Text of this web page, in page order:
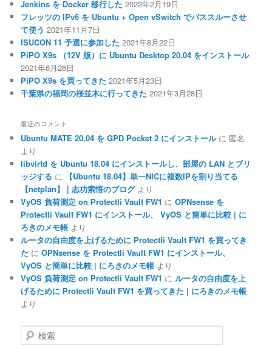
Jenkins を Docker 移行した 2022年2月19日
フレッツの IPv6 を Ubuntu + Open vSwitch でパススルーさせ
て使う 2021年11月7日
ISUCON 11 予選に参加した 2021年8月22日
PiPO X9s （12V 版）に Ubuntu Desktop 20.04 をインストール
2021年6月26日
PiPO X9s を買ってきた 2021年5月23日
千葉県の福岡の桜並木に行ってきた 2021年3月28日
最近のコメント
Ubuntu MATE 20.04 を GPD Pocket 2 にインストールに匿名
より
libvirtd を Ubuntu 18.04 にインストールし、部屋の LAN とブリ
ッジする に
【Ubuntu 18.04】単一NICに複数IPを割り当てる
【netplan】 | 志功索悟のブログより
VyOS 負荷測定 on Protectli Vault FW1 にOPNsense を
Protectli Vault FW1 にインストール、 VyOS と簡単に比較 | に
ろきのメモ帳 より
ルータの自由度を上げるために Protectli Vault FW1 を買ってき
た にOPNsense を Protectli Vault FW1 にインストール、
VyOS と簡単に比較 | にろきのメモ帳 より
VyOS 負荷測定 on Protectli Vault FW1 に ルータの自由度を上
げるために Protectli Vault FW1 を買ってきた | にろきのメモ帳
より
検
索